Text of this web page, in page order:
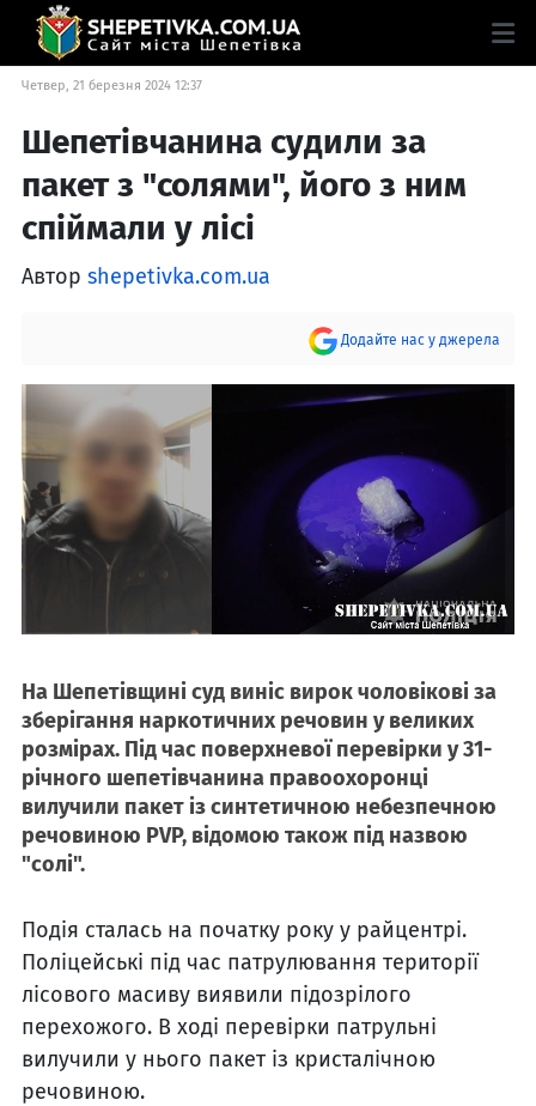
Четвер, 21 березня 2024 12:37
Шепетівчанина судили за
пакет з "солями", його з ним
спіймали у лісі
Автор shepetivka.com.ua
Додайте нас у джерела
На Шепетівщині суд виніс вирок чоловікові за
зберігання наркотичних речовин у великих
розмірах. Під час поверхневої перевірки у 31-
річного шепетівчанина правоохоронці
вилучили пакет із синтетичною небезпечною
речовиною PVP, відомою також під назвою
"солі".
Подія сталась на початку року у райцентрі.
Поліцейські під час патрулювання території
лісового масиву виявили підозрілого
перехожого. В ході перевірки патрульні
вилучили у нього пакет із кристалічною
речовиною.